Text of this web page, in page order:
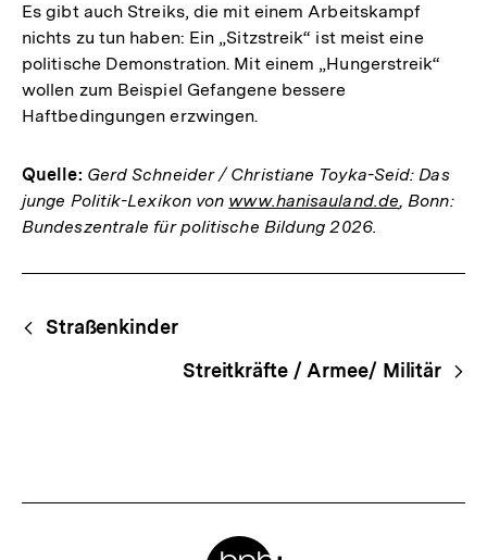
Es gibt auch Streiks, die mit einem Arbeitskampf
nichts zu tun haben: Ein „Sitzstreik“ ist meist eine
politische Demonstration. Mit einem „Hungerstreik“
wollen zum Beispiel Gefangene bessere
Haftbedingungen erzwingen.
Quelle: Gerd Schneider / Christiane Toyka-Seid: Das
junge Politik-Lexikon von www.hanisauland.de, Bonn:
Bundeszentrale für politische Bildung 2026.
Begriffsnavigation
Content-
Navigation
Straßenkinder
Streitkräfte / Armee/ Militär